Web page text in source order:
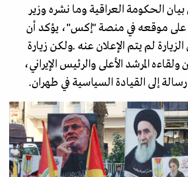
بيان الحكومة العراقية وما نشره وزير
على موقعه في منصة "إكس"، يؤكد أن
لم يتم الإعلان عنه .ولكن زيارة
المرشد الأعلى والرئيس الإيراني،
إلى القيادة السياسية في طهران.